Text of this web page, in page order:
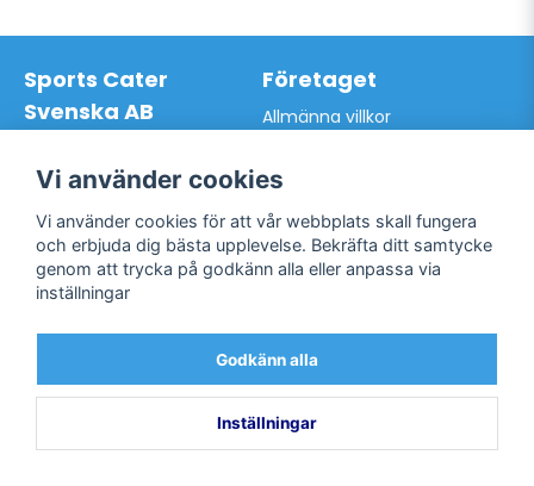
Sports Cater
Svenska AB
Org.nr: 559024-7762
Mail:info@sportscater.se
Företaget
Allmänna villkor
Bli kund / Logga in
Support
Allmänna villkor
Kontakta oss
Facebook
Twitter
Vi använder cookies
Vi använder cookies för att vår webbplats skall fungera
och erbjuda dig bästa upplevelse. Bekräfta ditt samtycke
genom att trycka på godkänn alla eller anpassa via
inställningar
Godkänn alla
Inställningar